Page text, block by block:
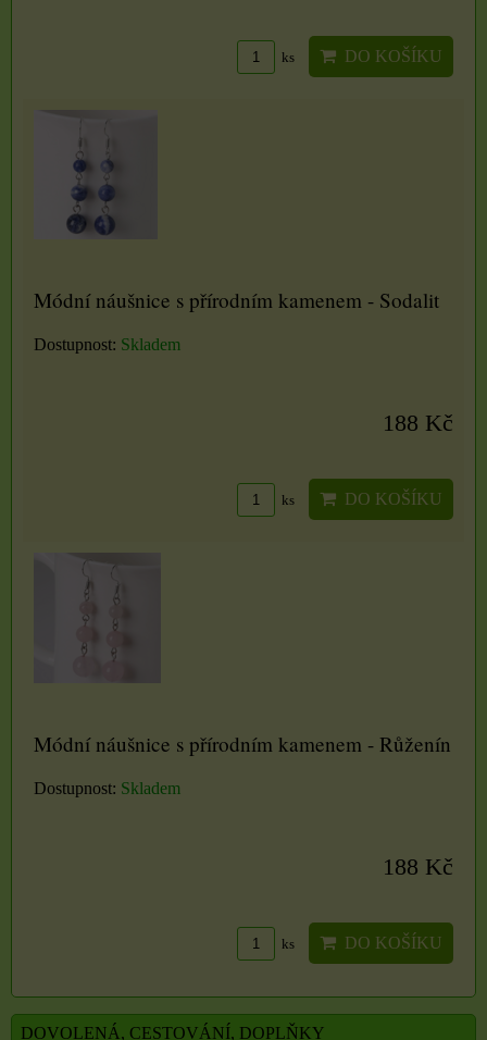
ks DO KOŠÍKU
Módní náušnice s přírodním kamenem - Sodalit
Dostupnost: Skladem
188 Kč
ks DO KOŠÍKU
Módní náušnice s přírodním kamenem - Růženín
Dostupnost: Skladem
188 Kč
ks DO KOŠÍKU
DOVOLENÁ, CESTOVÁNÍ, DOPLŇKY